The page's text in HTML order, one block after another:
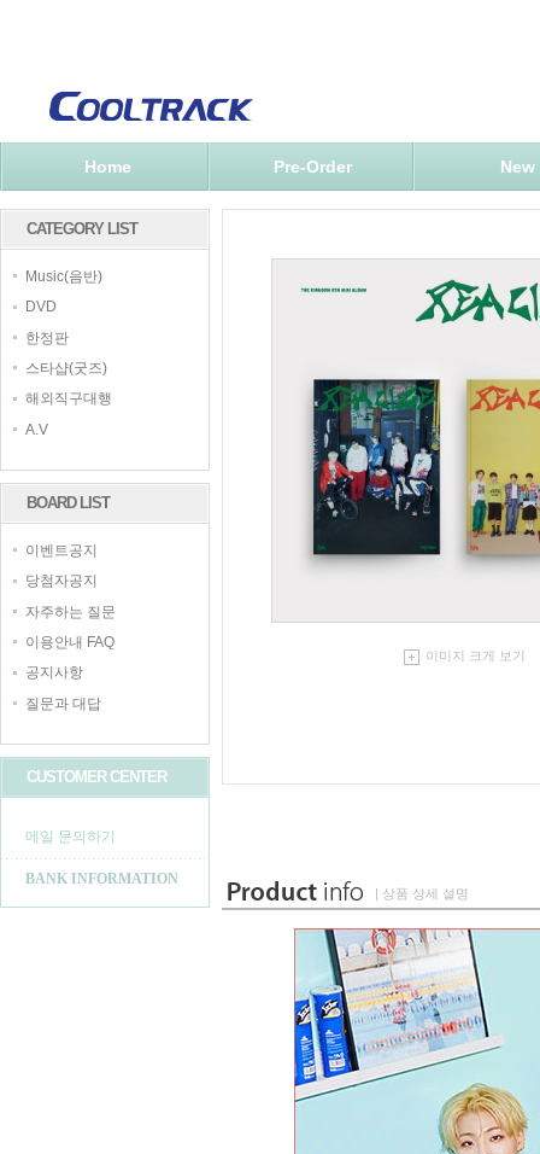
Home Pre-Order New
CATEGORY LIST
Music(음반)
DVD
한정판
스타샵(굿즈)
해외직구대행
A.V
BOARD LIST
이벤트공지
당첨자공지
자주하는 질문
이용안내 FAQ
공지사항
질문과 대답
CUSTOMER CENTER
메일 문의하기
BANK INFORMATION
이미지 크게 보기
| 상품 상세 설명